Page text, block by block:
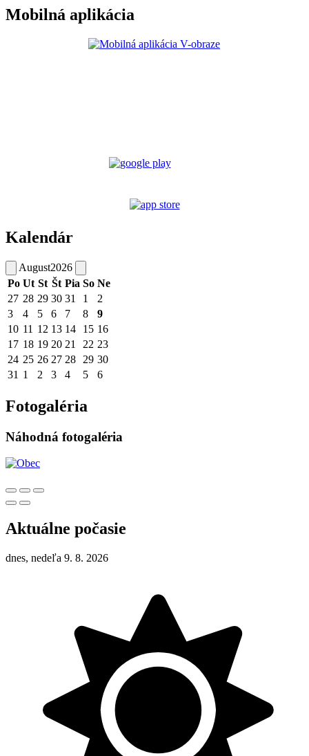
Mobilná aplikácia
Kalendár
August2026
Po Ut St Št Pia So Ne
27 28 29 30 31 1
2
3
4 5 6 7 8
9
10 11 12 13 14 15 16
17 18 19 20 21 22 23
24 25 26 27 28 29 30
31 1 2 3 4 5 6
Fotogaléria
Náhodná fotogaléria
Aktuálne počasie
dnes, nedeľa 9. 8. 2026